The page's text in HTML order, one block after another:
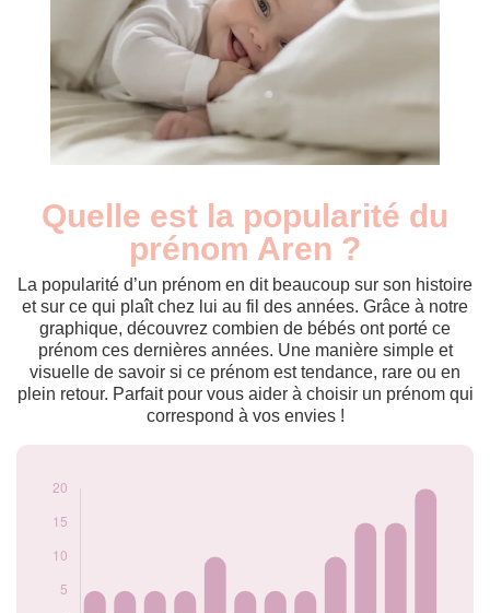
Quelle est la popularité du
prénom Aren ?
La popularité d’un prénom en dit beaucoup sur son histoire
et sur ce qui plaît chez lui au fil des années. Grâce à notre
graphique, découvrez combien de bébés ont porté ce
prénom ces dernières années. Une manière simple et
visuelle de savoir si ce prénom est tendance, rare ou en
plein retour. Parfait pour vous aider à choisir un prénom qui
correspond à vos envies !
Popularité du
Année
Nouveaux-
nés
2014
5
2015
5
2016
5
2017
10
2018
5
2019
5
2023
2024